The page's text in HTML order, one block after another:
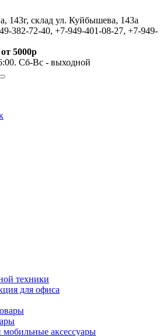
143г, склад ул. Куйбышева, 143а
382-72-40, +7-949-401-08-27, +7-949-
5000р
Сб-Вс - выходной
техники
для офиса
аксессуары